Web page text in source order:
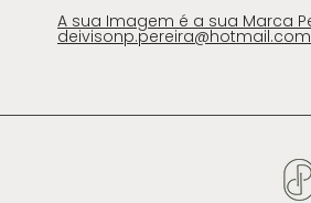
A sua Imagem é a sua Marca
deivisonp.pereira@hotmail.com